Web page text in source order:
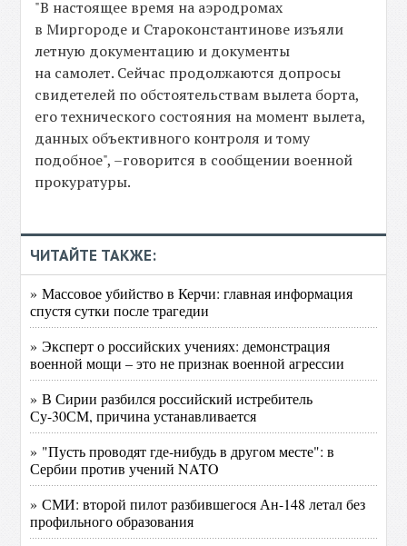
"В настоящее время на аэродромах
в Миргороде и Староконстантинове изъяли
летную документацию и документы
на самолет. Сейчас продолжаются допросы
свидетелей по обстоятельствам вылета борта,
его технического состояния на момент вылета,
данных объективного контроля и тому
подобное", –говорится в сообщении военной
прокуратуры.
ЧИТАЙТЕ ТАКЖЕ:
» Массовое убийство в Керчи: главная информация
спустя сутки после трагедии
» Эксперт о российских учениях: демонстрация
военной мощи – это не признак военной агрессии
» В Сирии разбился российский истребитель
Су-30СМ, причина устанавливается
» "Пусть проводят где-нибудь в другом месте": в
Сербии против учений NATO
» СМИ: второй пилот разбившегося Ан-148 летал без
профильного образования